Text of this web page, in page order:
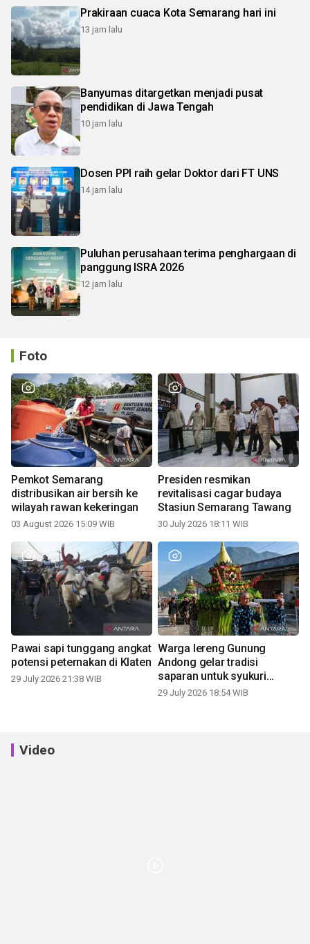
Prakiraan cuaca Kota Semarang hari ini
13 jam lalu
Banyumas ditargetkan menjadi pusat
pendidikan di Jawa Tengah
10 jam lalu
Dosen PPI raih gelar Doktor dari FT UNS
14 jam lalu
Puluhan perusahaan terima penghargaan di
panggung ISRA 2026
12 jam lalu
Foto
Pemkot Semarang
distribusikan air bersih ke
wilayah rawan kekeringan
03 August 2026 15:09 WIB
Presiden resmikan
revitalisasi cagar budaya
Stasiun Semarang Tawang
30 July 2026 18:11 WIB
Pawai sapi tunggang angkat
potensi peternakan di Klaten
29 July 2026 21:38 WIB
Warga lereng Gunung
Andong gelar tradisi
saparan untuk syukuri
panen
29 July 2026 18:54 WIB
Video